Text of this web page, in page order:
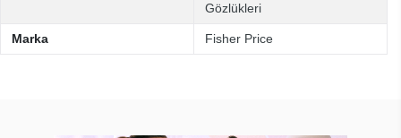
Gözlükleri
Marka Fisher Price